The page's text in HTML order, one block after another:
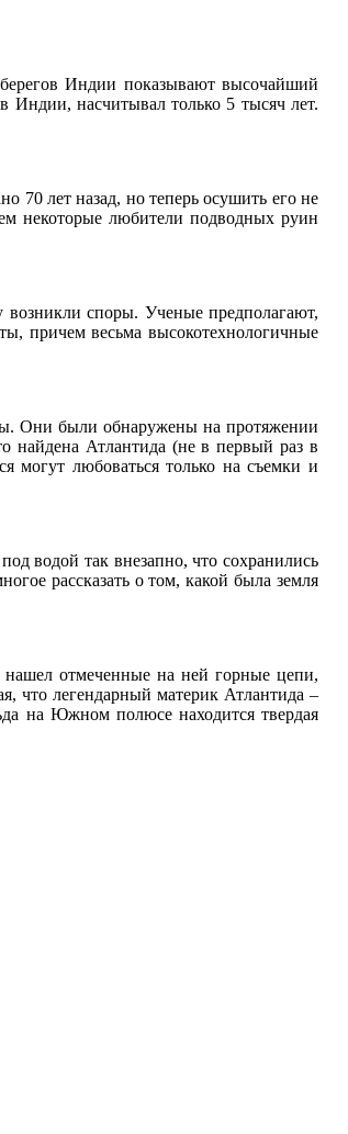
Индии показывают высочайший
Индии, насчитывал только 5 тысяч лет.
70 лет назад, но теперь осушить его не
некоторые любители подводных руин
споры. Ученые предполагают,
причем весьма высокотехнологичные
Они были обнаружены на протяжении
найдена Атлантида (не в первый раз в
могут любоваться только на съемки и
водой так внезапно, что сохранились
рассказать о том, какой была земля
нашел отмеченные на ней горные цепи,
что легендарный материк Атлантида –
на Южном полюсе находится твердая